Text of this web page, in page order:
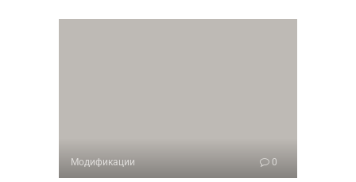
Модификации 0